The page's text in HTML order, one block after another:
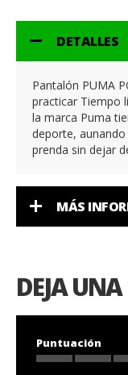
DETALLES
Pantalón PUMA
practicar Tiempo
la marca Puma
deporte,
prenda sin dejar
MÁS
DEJA UNA
Puntuación